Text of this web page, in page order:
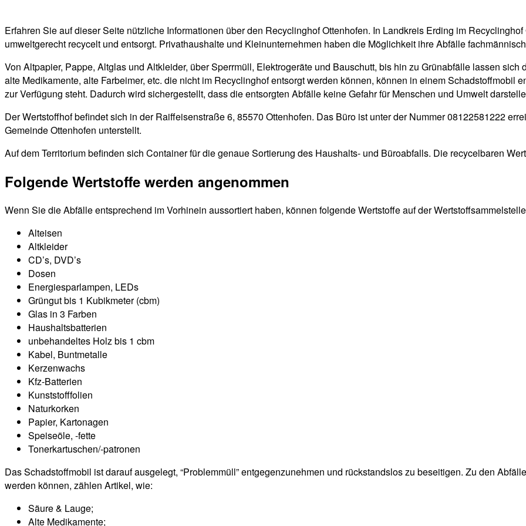
Erfahren Sie auf dieser Seite nützliche Informationen über den Recyclinghof Ottenhofen. In Landkreis Erding im
umweltgerecht recycelt und entsorgt. Privathaushalte und Kleinunternehmen haben die Möglichkeit ihre Abfälle
Von Altpapier, Pappe, Altglas und Altkleider, über Sperrmüll, Elektrogeräte und Bauschutt, bis hin zu Grünabfälle lassen
alte Medikamente, alte Farbeimer, etc. die nicht im Recyclinghof entsorgt werden können, können in einem Schadstoffmobil
zur Verfügung steht. Dadurch wird sichergestellt, dass die entsorgten Abfälle keine Gefahr für Menschen und Umwelt
Der Wertstoffhof befindet sich in der Raiffeisenstraße 6, 85570 Ottenhofen. Das Büro ist unter der Nummer 08122581222
Gemeinde Ottenhofen unterstellt.
Auf dem Territorium befinden sich Container für die genaue Sortierung des Haushalts- und Büroabfalls. Die recycelbaren
Folgende Wertstoffe werden angenommen
Wenn Sie die Abfälle entsprechend im Vorhinein aussortiert haben, können folgende Wertstoffe auf der
Alteisen
Altkleider
CD’s, DVD’s
Dosen
Energiesparlampen, LEDs
Grüngut bis 1 Kubikmeter (cbm)
Glas in 3 Farben
Haushaltsbatterien
unbehandeltes Holz bis 1 cbm
Kabel, Buntmetalle
Kerzenwachs
Kfz-Batterien
Kunststofffolien
Naturkorken
Papier, Kartonagen
Speiseöle, -fette
Tonerkartuschen/-patronen
Das Schadstoffmobil ist darauf ausgelegt, “Problemmüll” entgegenzunehmen und rückstandslos zu beseitigen. Zu den
werden können, zählen Artikel, wie:
Säure & Lauge;
Alte Medikamente;